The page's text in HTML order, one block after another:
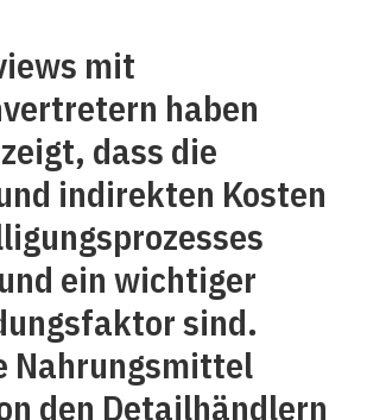
mit
haben
dass die
indirekten Kosten
ein wichtiger
sind.
Nahrungsmittel
den Detailhändlern